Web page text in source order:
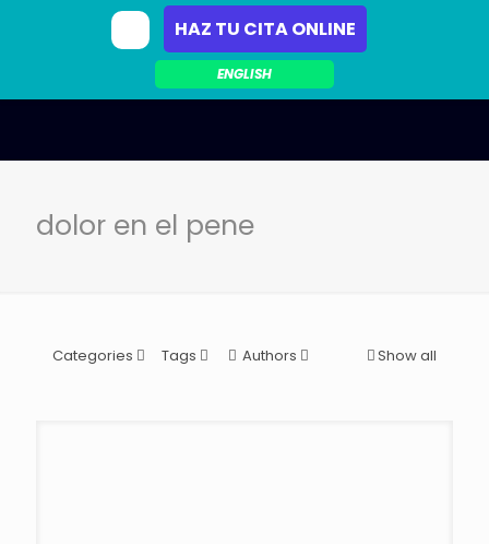
dolor en el pene
Categories Tags Authors Show all
HAZ TU CITA ONLINE
ENGLISH